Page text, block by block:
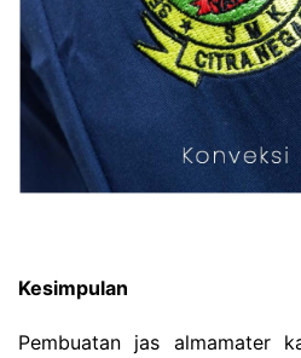
Kesimpulan
Pembuatan jas almamater